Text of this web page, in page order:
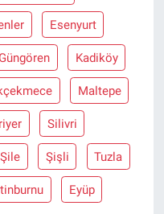
Esenyurt
Güngören Kadiköy
Maltepe
Silivri
Şile Şişli Tuzla
Eyüp